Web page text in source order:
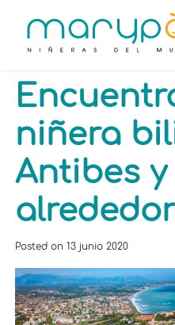
niñera
Antibes y
Posted on13 junio 2020